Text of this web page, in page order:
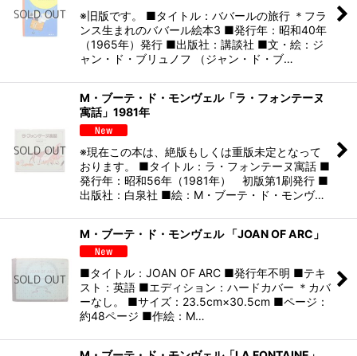
※旧版です。 ■タイトル：ババールの旅行 ＊フラ
ンス生まれのババール絵本3 ■発行年：昭和40年
（1965年）発行 ■出版社：講談社 ■文・絵：ジ
ャン・ド・ブリュノフ （ジャン・ド・ブ…
M・ブーテ・ド・モンヴェル「ラ・フォンテーヌ
寓話」1981年
※現在この本は、絶版もしくは重版未定となって
おります。 ■タイトル：ラ・フォンテーヌ寓話 ■
発行年：昭和56年（1981年） 初版第1刷発行 ■
出版社：白泉社 ■絵：M・ブーテ・ド・モンヴ…
M・ブーテ・ド・モンヴェル 「JOAN OF ARC」
■タイトル：JOAN OF ARC ■発行年不明 ■テキ
スト：英語 ■エディション：ハードカバー ＊カバ
ーなし。 ■サイズ：23.5cm×30.5cm ■ページ：
約48ページ ■作絵：M…